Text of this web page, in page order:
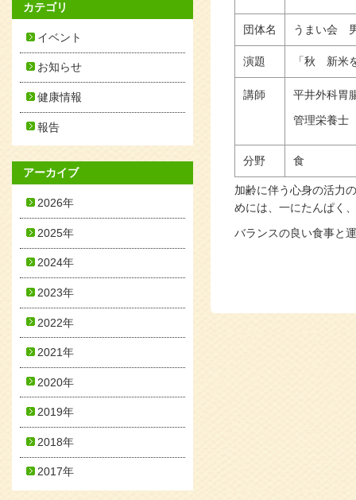
団体名 うまい会
演題 「秋 新米
講師
平井外科
管理栄養士
分野 食
加齢に伴う心身の活力
めには、一にたんぱく
バランスの良い食事と
カテゴリ
イベント
お知らせ
健康情報
報告
アーカイブ
2026年
2025年
2024年
2023年
2022年
2021年
2020年
2019年
2018年
2017年